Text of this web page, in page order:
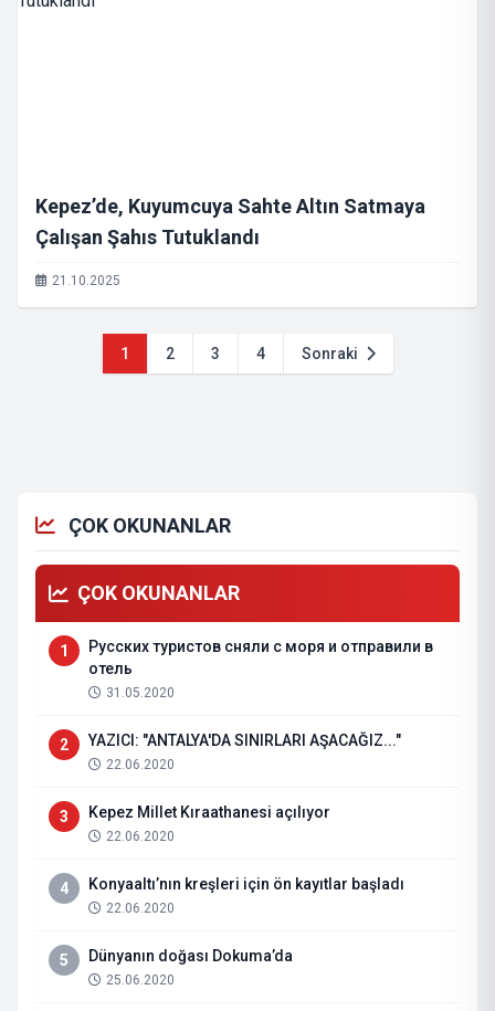
Kepez’de, Kuyumcuya Sahte Altın Satmaya
Çalışan Şahıs Tutuklandı
21.10.2025
1 2 3 4 Sonraki
ÇOK OKUNANLAR
ÇOK OKUNANLAR
1
Русских туристов сняли с моря и отправили в
отель
31.05.2020
2 YAZICI: "ANTALYA'DA SINIRLARI AŞACAĞIZ..."
22.06.2020
3 Kepez Millet Kıraathanesi açılıyor
22.06.2020
4 Konyaaltı’nın kreşleri için ön kayıtlar başladı
22.06.2020
5 Dünyanın doğası Dokuma’da
25.06.2020